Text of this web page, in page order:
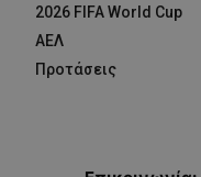
2026 FIFA World Cup
ΑΕΛ
Προτάσεις